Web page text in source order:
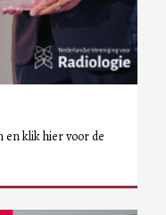
en klik hier voor de